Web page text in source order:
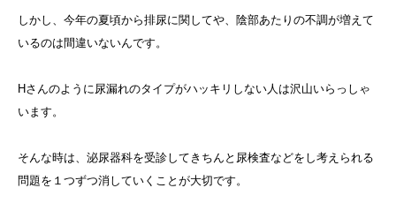
しかし、今年の夏頃から排尿に関してや、陰部あたりの不調が増えて
いるのは間違いないんです。
Hさんのように尿漏れのタイプがハッキリしない人は沢山いらっしゃ
います。
そんな時は、泌尿器科を受診してきちんと尿検査などをし考えられる
問題を１つずつ消していくことが大切です。